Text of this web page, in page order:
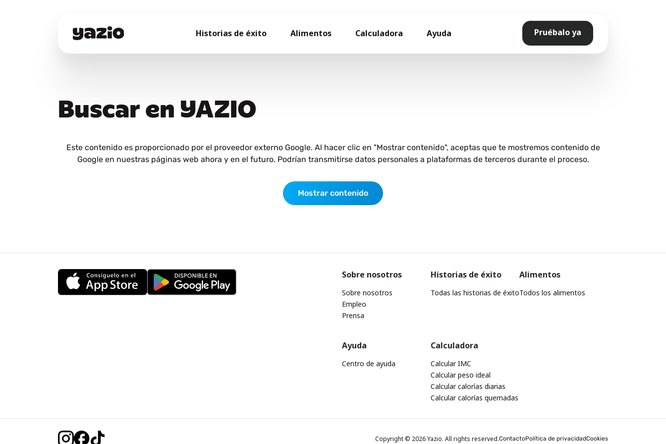
Historias de éxito Alimentos Calculadora Ayuda Pruébalo ya
Buscar en YAZIO
Este contenido es proporcionado por el proveedor externo Google. Al hacer clic en "Mostrar contenido", aceptas que te mostremos contenido de
Google en nuestras páginas web ahora y en el futuro. Podrían transmitirse datos personales a plataformas de terceros durante el proceso.
Mostrar contenido
Sobre nosotros
Sobre nosotros
Empleo
Prensa
Historias de éxito
Todas las historias de éxito
Alimentos
Todos los alimentos
Ayuda
Centro de ayuda
Calculadora
Calcular IMC
Calcular peso ideal
Calcular calorías diarias
Calcular calorías quemadas
Copyright © 2026 Yazio. All rights reserved.ContactoPolítica de privacidadCookies